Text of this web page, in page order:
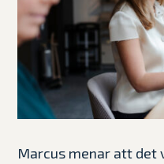
Marcus menar att det